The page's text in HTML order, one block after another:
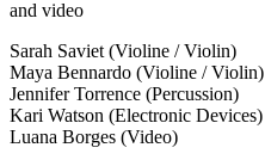
and video
Sarah Saviet (Violine / Violin)
Maya Bennardo (Violine / Violin)
Jennifer Torrence (Percussion)
Kari Watson (Electronic Devices)
Luana Borges (Video)